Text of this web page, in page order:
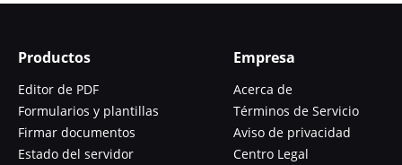
Productos
Editor de PDF
Formularios y plantillas
Firmar documentos
Estado del servidor
Empresa
Acerca de
Términos de Servicio
Aviso de privacidad
Centro Legal